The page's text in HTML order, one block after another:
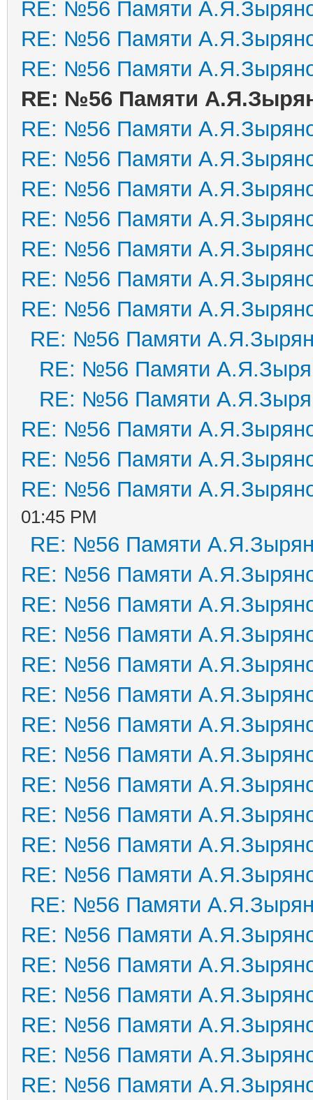
RE: №56 Памяти
RE: №56 Памяти
RE: №56 Памяти
RE: №56 Памяти
RE: №56 Памяти
RE: №56 Памяти
RE: №56 Памяти
RE: №56 Памяти
RE: №56 Памяти
RE: №56 Памяти
RE: №56 Памяти
RE: №56 Памяти
RE: №56 Памяти
RE: №56 Памяти
RE: №56 Памяти
RE: №56 Памяти
RE: №56 Памяти
01:45 PM
RE: №56 Памяти
RE: №56 Памяти
RE: №56 Памяти
RE: №56 Памяти
RE: №56 Памяти
RE: №56 Памяти
RE: №56 Памяти
RE: №56 Памяти
RE: №56 Памяти
RE: №56 Памяти
RE: №56 Памяти
RE: №56 Памяти
RE: №56 Памяти
RE: №56 Памяти
RE: №56 Памяти
RE: №56 Памяти
RE: №56 Памяти
RE: №56 Памяти
RE: №56 Памяти